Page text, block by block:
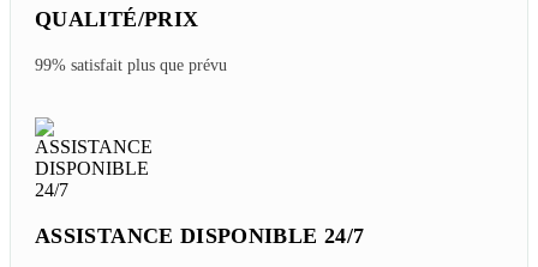
QUALITÉ/PRIX
99% satisfait plus que prévu
ASSISTANCE DISPONIBLE 24/7